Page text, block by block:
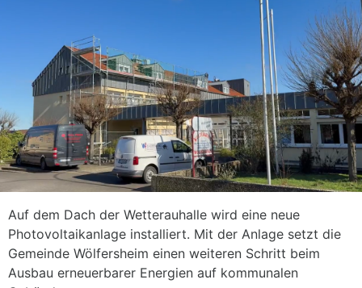
Auf dem Dach der Wetterauhalle wird eine neue
Photovoltaikanlage installiert. Mit der Anlage setzt die
Gemeinde Wölfersheim einen weiteren Schritt beim
Ausbau erneuerbarer Energien auf kommunalen